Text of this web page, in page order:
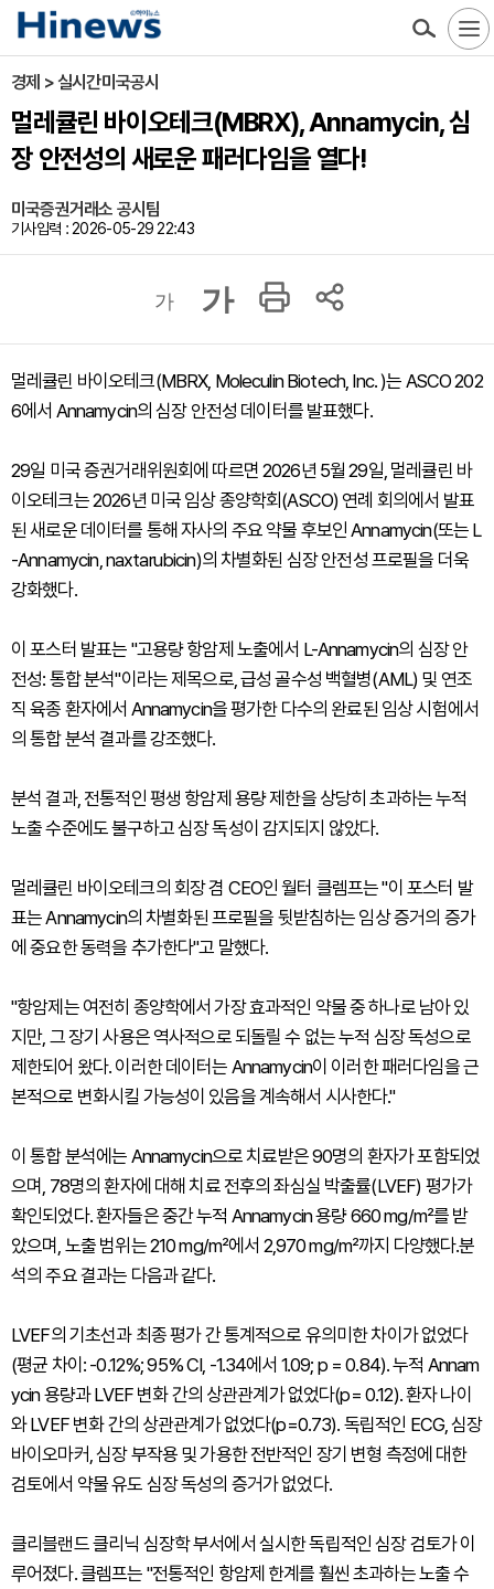
경제 > 실시간미국공시
멀레큘린 바이오테크(MBRX), Annamycin, 심
장 안전성의 새로운 패러다임을 열다!
미국증권거래소 공시팀
기사입력 : 2026-05-29 22:43
가 가
멀레큘린 바이오테크(MBRX, Moleculin Biotech, Inc. )는 ASCO 202
6에서 Annamycin의 심장 안전성 데이터를 발표했다.
29일 미국 증권거래위원회에 따르면 2026년 5월 29일, 멀레큘린 바
이오테크는 2026년 미국 임상 종양학회(ASCO) 연례 회의에서 발표
된 새로운 데이터를 통해 자사의 주요 약물 후보인 Annamycin(또는 L
-Annamycin, naxtarubicin)의 차별화된 심장 안전성 프로필을 더욱
강화했다.
이 포스터 발표는 "고용량 항암제 노출에서 L-Annamycin의 심장 안
전성: 통합 분석"이라는 제목으로, 급성 골수성 백혈병(AML) 및 연조
직 육종 환자에서 Annamycin을 평가한 다수의 완료된 임상 시험에서
의 통합 분석 결과를 강조했다.
분석 결과, 전통적인 평생 항암제 용량 제한을 상당히 초과하는 누적
노출 수준에도 불구하고 심장 독성이 감지되지 않았다.
멀레큘린 바이오테크의 회장 겸 CEO인 월터 클렘프는 "이 포스터 발
표는 Annamycin의 차별화된 프로필을 뒷받침하는 임상 증거의 증가
에 중요한 동력을 추가한다"고 말했다.
"항암제는 여전히 종양학에서 가장 효과적인 약물 중 하나로 남아 있
지만, 그 장기 사용은 역사적으로 되돌릴 수 없는 누적 심장 독성으로
제한되어 왔다. 이러한 데이터는 Annamycin이 이러한 패러다임을 근
본적으로 변화시킬 가능성이 있음을 계속해서 시사한다."
이 통합 분석에는 Annamycin으로 치료받은 90명의 환자가 포함되었
으며, 78명의 환자에 대해 치료 전후의 좌심실 박출률(LVEF) 평가가
확인되었다. 환자들은 중간 누적 Annamycin 용량 660 mg/m²를 받
았으며, 노출 범위는 210 mg/m²에서 2,970 mg/m²까지 다양했다.분
석의 주요 결과는 다음과 같다.
LVEF의 기초선과 최종 평가 간 통계적으로 유의미한 차이가 없었다
(평균 차이: -0.12%; 95% CI, -1.34에서 1.09; p = 0.84). 누적 Annam
ycin 용량과 LVEF 변화 간의 상관관계가 없었다(p= 0.12). 환자 나이
와 LVEF 변화 간의 상관관계가 없었다(p=0.73). 독립적인 ECG, 심장
바이오마커, 심장 부작용 및 가용한 전반적인 장기 변형 측정에 대한
검토에서 약물 유도 심장 독성의 증거가 없었다.
클리블랜드 클리닉 심장학 부서에서 실시한 독립적인 심장 검토가 이
루어졌다. 클렘프는 "전통적인 항암제 한계를 훨씬 초과하는 노출 수